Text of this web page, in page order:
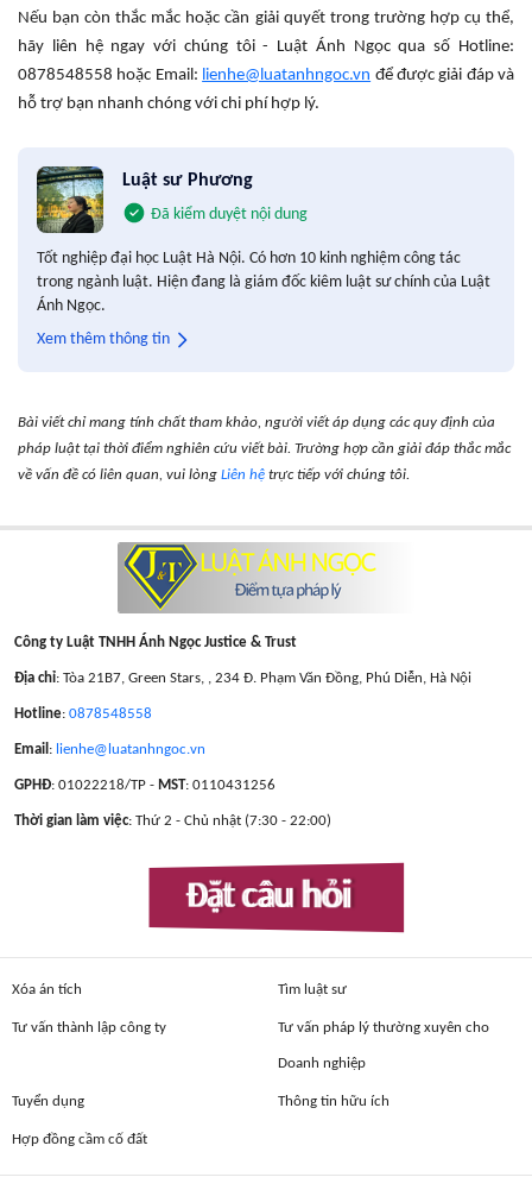
Nếu bạn còn thắc mắc hoặc cần giải quyết trong trường hợp cụ thể,
hãy liên hệ ngay với chúng tôi - Luật Ánh Ngọc qua số Hotline:
0878548558 hoặc Email: lienhe@luatanhngoc.vn để được giải đáp và
hỗ trợ bạn nhanh chóng với chi phí hợp lý.
Luật sư Phương
Đã kiểm duyệt nội dung
Tốt nghiệp đại học Luật Hà Nội. Có hơn 10 kinh nghiệm công tác
trong ngành luật. Hiện đang là giám đốc kiêm luật sư chính của Luật
Ánh Ngọc.
Xem thêm thông tin
Bài viết chỉ mang tính chất tham khảo, người viết áp dụng các quy định của
pháp luật tại thời điểm nghiên cứu viết bài. Trường hợp cần giải đáp thắc mắc
về vấn đề có liên quan, vui lòng Liên hệ trực tiếp với chúng tôi.
Công ty Luật TNHH Ánh Ngọc Justice & Trust
Địa chỉ: Tòa 21B7, Green Stars, , 234 Đ. Phạm Văn Đồng, Phú Diễn, Hà Nội
Hotline: 0878548558
Email : lienhe@luatanhngoc.vn
GPHĐ: 01022218/TP - MST: 0110431256
Thời gian làm việc: Thứ 2 - Chủ nhật (7:30 - 22:00)
Đặt câu hỏi
Xóa án tích Tìm luật sư
Tư vấn thành lập công ty Tư vấn pháp lý thường xuyên cho
Doanh nghiệp
Tuyển dụng Thông tin hữu ích
Hợp đồng cầm cố đất